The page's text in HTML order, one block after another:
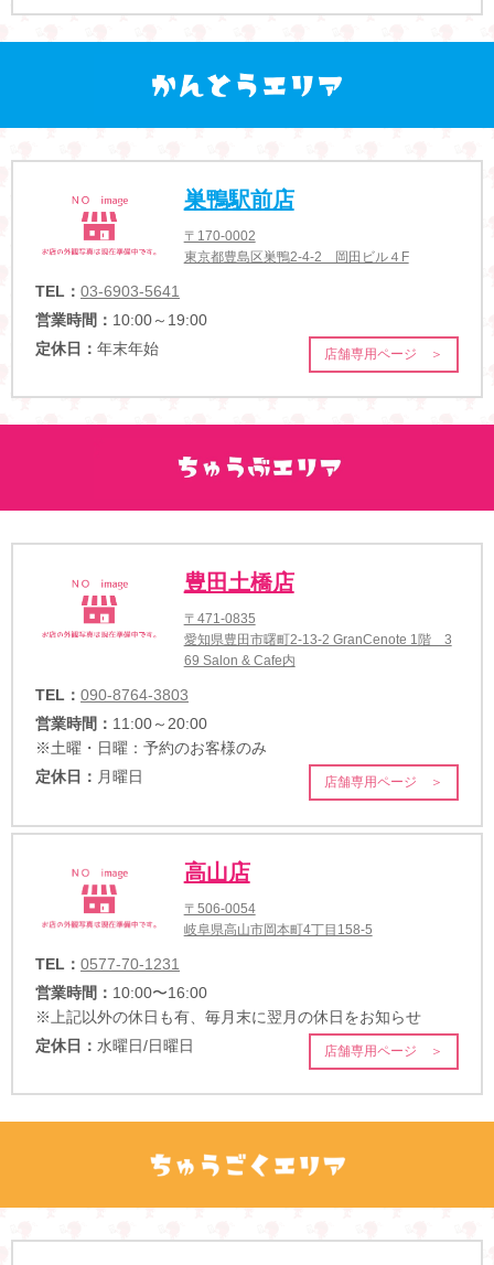
巣鴨駅前店
〒170-0002
東京都豊島区巣鴨2-4-2 岡田ビル４F
TEL： 03-6903-5641
営業時間： 10:00～19:00
定休日： 年末年始 店舗専用ページ ＞
豊田土橋店
〒471-0835
愛知県豊田市曙町2-13-2 GranCenote 1階 3
69 Salon & Cafe内
TEL： 090-8764-3803
営業時間： 11:00～20:00
※土曜・日曜：予約のお客様のみ
定休日： 月曜日 店舗専用ページ ＞
高山店
〒506-0054
岐阜県高山市岡本町4丁目158-5
TEL： 0577-70-1231
営業時間： 10:00〜16:00
※上記以外の休日も有、毎月末に翌月の休日をお知らせ
定休日： 水曜日/日曜日 店舗専用ページ ＞